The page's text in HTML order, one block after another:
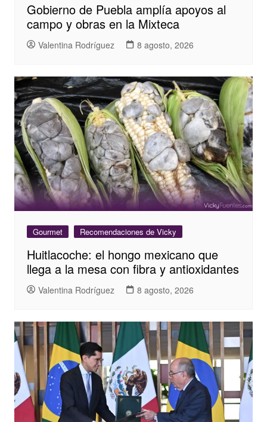
Gobierno de Puebla amplía apoyos al
campo y obras en la Mixteca
Valentina Rodríguez 8 agosto, 2026
Gourmet Recomendaciones de Vicky
Huitlacoche: el hongo mexicano que
llega a la mesa con fibra y antioxidantes
Valentina Rodríguez 8 agosto, 2026